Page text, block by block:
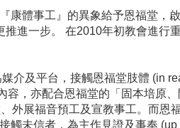
康體事工』的異象給予恩福堂，
進一步。 在2010年初教會進行
介及平台，接觸恩福堂肢體 (in
，亦配合恩福堂的「固本培原
外展福音預工及宣教事工。而恩
未信者，為主作見證及事奉 (up